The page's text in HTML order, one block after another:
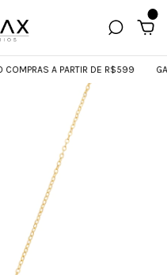
A PARTIR DE R$599